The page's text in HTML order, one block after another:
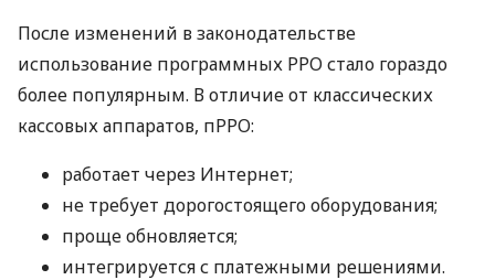
После изменений в законодательстве
использование программных РРО стало гораздо
более популярным. В отличие от классических
кассовых аппаратов, пРРО:
работает через Интернет;
не требует дорогостоящего оборудования;
проще обновляется;
интегрируется с платежными решениями.